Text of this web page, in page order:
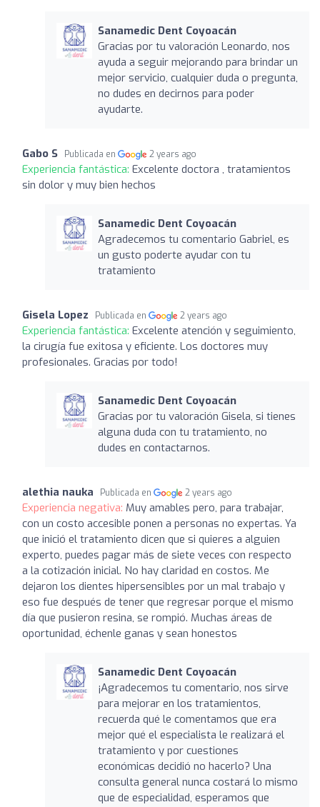
Sanamedic Dent Coyoacán
Gracias por tu valoración Leonardo, nos
ayuda a seguir mejorando para brindar un
mejor servicio, cualquier duda o pregunta,
no dudes en decirnos para poder
ayudarte.
Gabo S Publicada en 2 years ago
Experiencia fantástica: Excelente doctora , tratamientos
sin dolor y muy bien hechos
Sanamedic Dent Coyoacán
Agradecemos tu comentario Gabriel, es
un gusto poderte ayudar con tu
tratamiento
Gisela Lopez Publicada en 2 years ago
Experiencia fantástica: Excelente atención y seguimiento,
la cirugía fue exitosa y eficiente. Los doctores muy
profesionales. Gracias por todo!
Sanamedic Dent Coyoacán
Gracias por tu valoración Gisela, si tienes
alguna duda con tu tratamiento, no
dudes en contactarnos.
alethia nauka Publicada en 2 years ago
Experiencia negativa: Muy amables pero, para trabajar,
con un costo accesible ponen a personas no expertas. Ya
que inició el tratamiento dicen que si quieres a alguien
experto, puedes pagar más de siete veces con respecto
a la cotización inicial. No hay claridad en costos. Me
dejaron los dientes hipersensibles por un mal trabajo y
eso fue después de tener que regresar porque el mismo
día que pusieron resina, se rompió. Muchas áreas de
oportunidad, échenle ganas y sean honestos
Sanamedic Dent Coyoacán
¡Agradecemos tu comentario, nos sirve
para mejorar en los tratamientos,
recuerda qué le comentamos que era
mejor qué el especialista le realizará el
tratamiento y por cuestiones
económicas decidió no hacerlo? Una
consulta general nunca costará lo mismo
que de especialidad, esperamos que